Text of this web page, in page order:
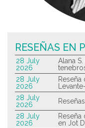
RESEÑAS EN
28 July
2026
Alana
28 July
2026
28 July
2026
28 July
2026
en Jot